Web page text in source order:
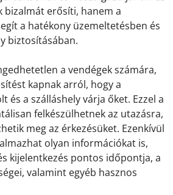
bizalmát erősíti, hanem a
a hatékony üzemeltetésben és
biztosításában.
a vendégek számára,
kapnak arról, hogy a
és a szálláshely várja őket. Ezzel a
felkészülhetnek az utazásra,
meg az érkezésüket. Ezenkívül
olyan információkat is,
kijelentkezés pontos időpontja, a
valamint egyéb hasznos